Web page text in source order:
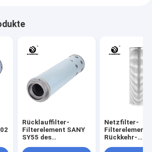
Rücklauffilter-
Filterelement SANY
SY55 des
Netzfilter-
Filterelement
Rückkehr-